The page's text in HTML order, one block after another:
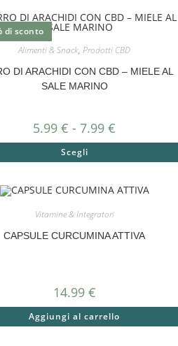
di sconto
Alimenti & Snack, Prodotti CBD
DI ARACHIDI CON CBD – MIELE AL
SALE MARINO
5.99 € - 7.99 €
Scegli
Vitamine & Integratori
CAPSULE CURCUMINA ATTIVA
14.99 €
Aggiungi al carrello